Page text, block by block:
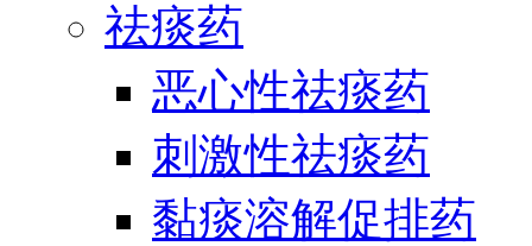
祛痰药
恶心性祛痰药
刺激性祛痰药
黏痰溶解促排药